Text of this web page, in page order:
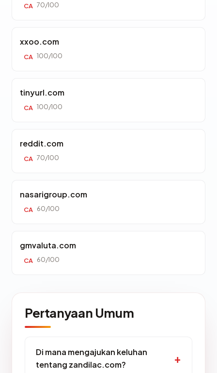
CA 70/100
xxoo.com
CA 100/100
tinyurl.com
CA 100/100
reddit.com
CA 70/100
nasarigroup.com
CA 60/100
gmvaluta.com
CA 60/100
Pertanyaan Umum
Di mana mengajukan keluhan
tentang zandilac.com?